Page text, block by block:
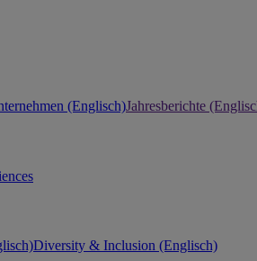
(Englisch)Jahresberichte
Diversity & Inclusion (Englisch)